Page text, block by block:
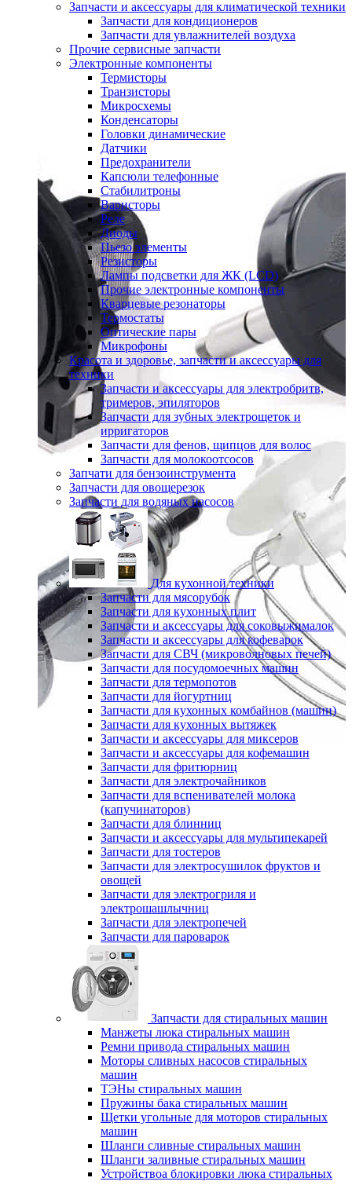
Запчасти и аксессуары для климатической техники
Запчасти для кондиционеров
Запчасти для увлажнителей воздуха
Прочие сервисные запчасти
Электронные компоненты
Термисторы
Транзисторы
Микросхемы
Конденсаторы
Головки динамические
Датчики
Предохранители
Капсюли телефонные
Стабилитроны
Варисторы
Реле
Диоды
Пьезо элементы
Резисторы
Лампы подсветки для ЖК (LCD)
Прочие электронные компоненты
Кварцевые резонаторы
Термостаты
Оптические пары
Микрофоны
Красота и здоровье, запчасти и аксессуары для
техники
Запчасти и аксессуары для электробритв,
тримеров, эпиляторов
Запчасти для зубных электрощеток и
ирригаторов
Запчасти для фенов, щипцов для волос
Запчасти для молокоотсосов
Запчати для бензоинструмента
Запчасти для овощерезок
Запчасти для водяных насосов
Для кухонной техники
Запчасти для мясорубок
Запчасти для кухонных плит
Запчасти и аксессуары для соковыжималок
Запчасти и аксессуары для кофеварок
Запчасти для СВЧ (микроволновых печей)
Запчасти для посудомоечных машин
Запчасти для термопотов
Запчасти для йогуртниц
Запчасти для кухонных комбайнов (машин)
Запчасти для кухонных вытяжек
Запчасти и аксессуары для миксеров
Запчасти и аксессуары для кофемашин
Запчасти для фритюрниц
Запчасти для электрочайников
Запчасти для вспенивателей молока
(капучинаторов)
Запчасти для блинниц
Запчасти и аксессуары для мультипекарей
Запчасти для тостеров
Запчасти для электросушилок фруктов и
овощей
Запчасти для электрогриля и
электрошашлычниц
Запчасти для электропечей
Запчасти для пароварок
Запчасти для стиральных машин
Манжеты люка стиральных машин
Ремни привода стиральных машин
Моторы сливных насосов стиральных
машин
ТЭНы стиральных машин
Пружины бака стиральных машин
Щетки угольные для моторов стиральных
машин
Шланги сливные стиральных машин
Шланги заливные стиральных машин
Устройствоа блокировки люка стиральных